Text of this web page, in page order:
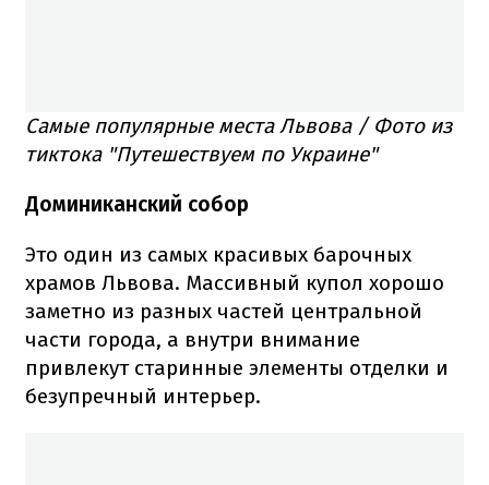
Самые популярные места Львова / Фото из
тиктока "Путешествуем по Украине"
Доминиканский собор
Это один из самых красивых барочных
храмов Львова. Массивный купол хорошо
заметно из разных частей центральной
части города, а внутри внимание
привлекут старинные элементы отделки и
безупречный интерьер.